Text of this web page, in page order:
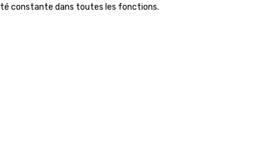
constante dans toutes les fonctions.